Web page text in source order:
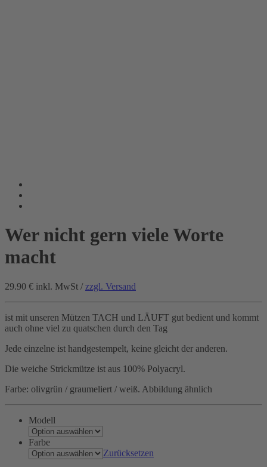
Wer nicht gern viele Worte
macht
29.90 € inkl. MwSt / zzgl. Versand
ist mit unseren Mützen TACH und LÄUFT gut bedient und kommt
auch ohne viel zu quatschen durch den Tag
Jede einzelne ist handgestempelt, keine gleicht der anderen.
Die weiche Strickmütze ist aus 100% Polyacryl.
Farbe: olivgrün / graumeliert / weiß. Abbildung ähnlich
Modell
Farbe
Zurücksetzen